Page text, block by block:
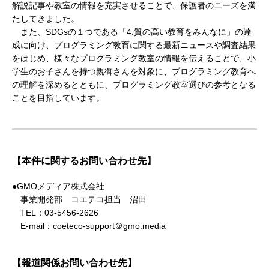
解説記事や教室の情報を充実させることで、保護者のニーズを満
たしてきました。
また、SDGsの１つである「4.質の高い教育をみんなに」の達
成に向け、プログラミング教育に関する最新ニュースや調査結果
をはじめ、様々なプログラミング教室の情報を伝えることで、小
学生のお子さんを持つ親御さんを対象に、プログラミング教育へ
の理解を深めるとともに、プログラミング教室選びの参考となる
ことを目指しています。
【本件に関するお問い合わせ先】
●GMOメディア株式会社
事業開発部 コエテコ担当 沼田
TEL：03-5456-2626
E-mail：coeteco-support＠gmo.media
【報道関係お問い合わせ先】